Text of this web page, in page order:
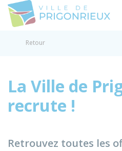
Retour
La Ville de
recrute !
Retrouvez toutes les